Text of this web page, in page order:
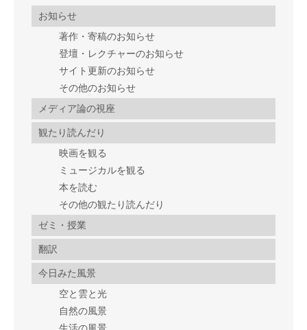
お知らせ
著作・寄稿のお知らせ
登壇・レクチャーのお知らせ
サイト更新のお知らせ
その他のお知らせ
メディア論の視座
観たり読んだり
映画を観る
ミュージカルを観る
本を読む
その他の観たり読んだり
ゼミ・授業
翻訳
今日みた風景
空と雲と光
自然の風景
生活の風景